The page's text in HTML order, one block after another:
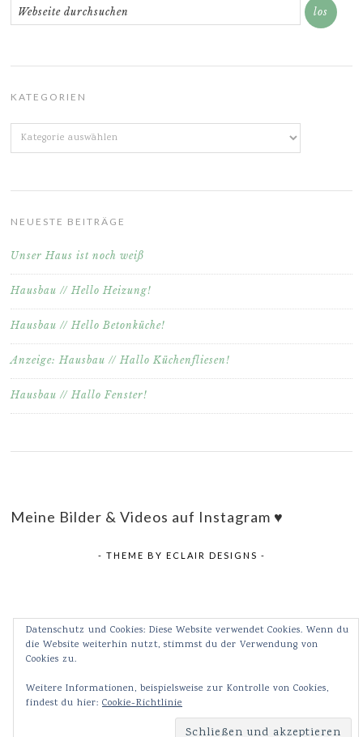
KATEGORIEN
Kategorien
NEUESTE BEITRÄGE
Unser Haus ist noch weiß
Hausbau // Hello Heizung!
Hausbau // Hello Betonküche!
Anzeige: Hausbau // Hallo Küchenfliesen!
Hausbau // Hallo Fenster!
Meine Bilder & Videos auf Instagram ♥
- THEME BY ECLAIR DESIGNS -
Datenschutz und Cookies: Diese Website verwendet Cookies. Wenn du
die Website weiterhin nutzt, stimmst du der Verwendung von
Cookies zu.
Weitere Informationen, beispielsweise zur Kontrolle von Cookies,
findest du hier: Cookie-Richtlinie